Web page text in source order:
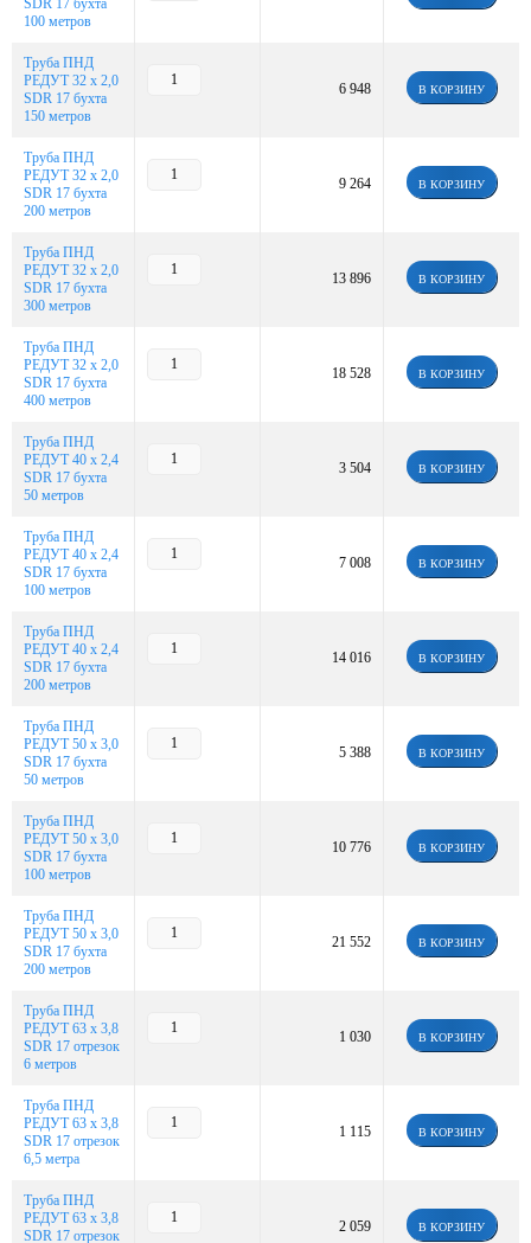
SDR 17 бухта
100 метров
Труба ПНД
РЕДУТ 32 х 2,0
SDR 17 бухта
150 метров
6 948 В КОРЗИНУ
Труба ПНД
РЕДУТ 32 х 2,0
SDR 17 бухта
200 метров
9 264 В КОРЗИНУ
Труба ПНД
РЕДУТ 32 х 2,0
SDR 17 бухта
300 метров
13 896 В КОРЗИНУ
Труба ПНД
РЕДУТ 32 х 2,0
SDR 17 бухта
400 метров
18 528 В КОРЗИНУ
Труба ПНД
РЕДУТ 40 х 2,4
SDR 17 бухта
50 метров
3 504 В КОРЗИНУ
Труба ПНД
РЕДУТ 40 х 2,4
SDR 17 бухта
100 метров
7 008 В КОРЗИНУ
Труба ПНД
РЕДУТ 40 х 2,4
SDR 17 бухта
200 метров
14 016 В КОРЗИНУ
Труба ПНД
РЕДУТ 50 х 3,0
SDR 17 бухта
50 метров
5 388 В КОРЗИНУ
Труба ПНД
РЕДУТ 50 х 3,0
SDR 17 бухта
100 метров
10 776 В КОРЗИНУ
Труба ПНД
РЕДУТ 50 х 3,0
SDR 17 бухта
200 метров
21 552 В КОРЗИНУ
Труба ПНД
РЕДУТ 63 х 3,8
SDR 17 отрезок
6 метров
1 030 В КОРЗИНУ
Труба ПНД
РЕДУТ 63 х 3,8
SDR 17 отрезок
6,5 метра
1 115 В КОРЗИНУ
Труба ПНД
РЕДУТ 63 х 3,8
SDR 17 отрезок
2 059 В КОРЗИНУ